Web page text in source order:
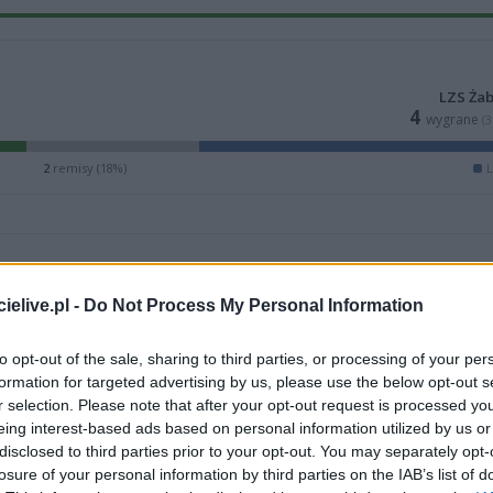
- Do Not Process My Personal Information
opt-out of the sale, sharing to third parties, or processing of your
for targeted advertising by us, please use the below opt-out
selection. Please note that after your opt-out request is processed
interest-based ads based on personal information utilized by us
to third parties prior to your opt-out. You may separately
of your personal information by third parties on the IAB’s list of
LZS
4 wygrane
2 remisy (18%)